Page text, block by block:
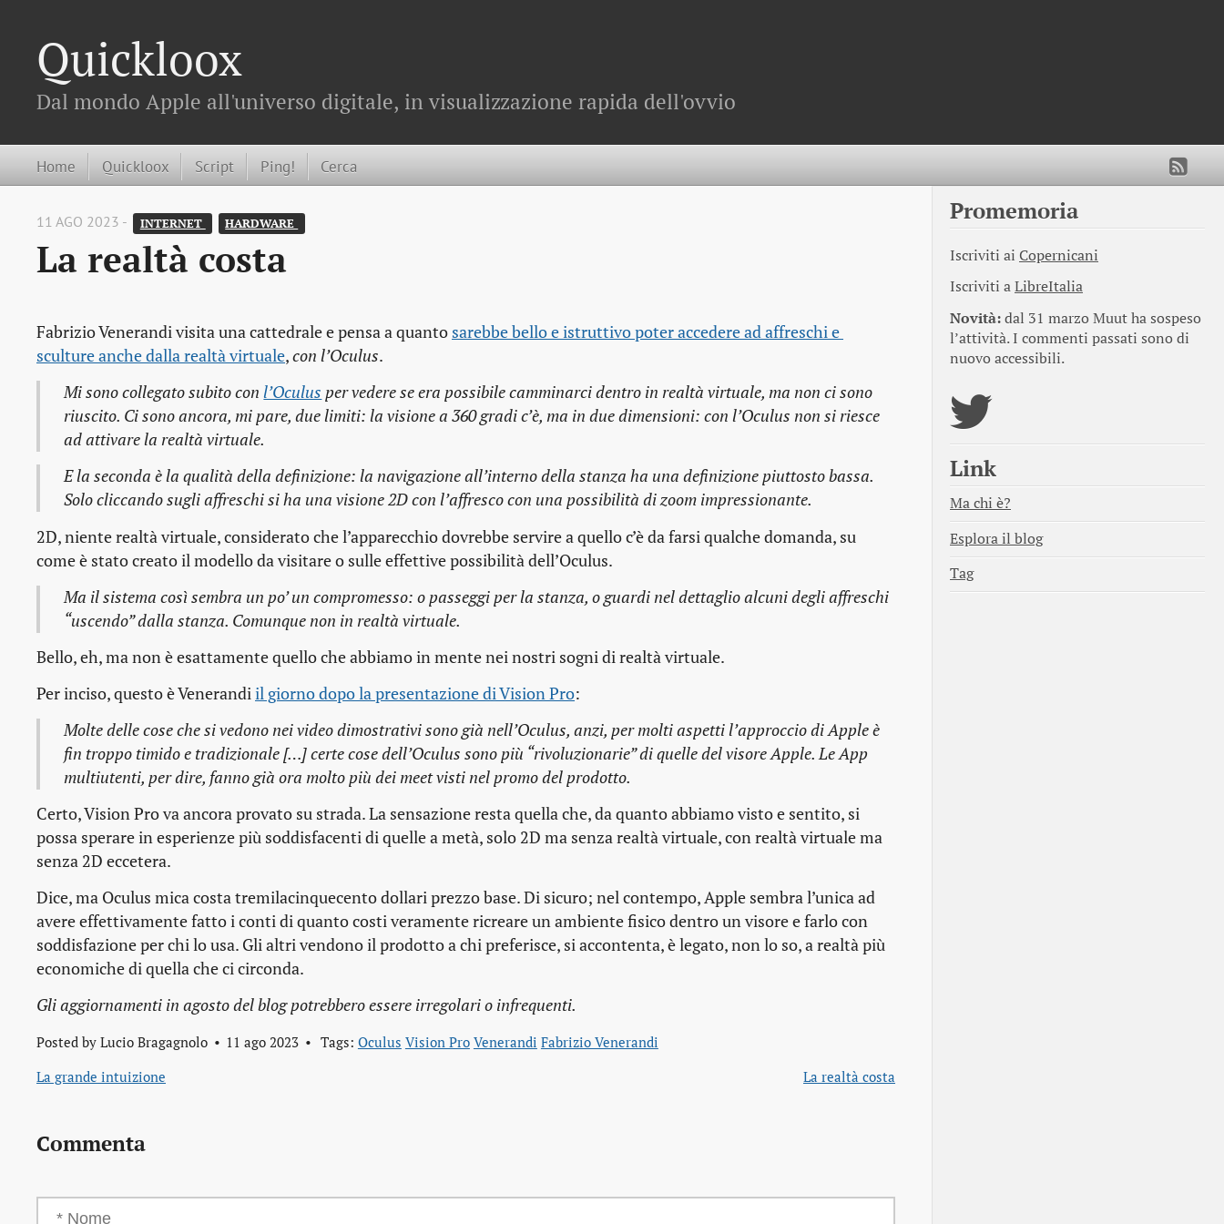
Quickloox
Dal mondo Apple all'universo digitale, in visualizzazione rapida dell'ovvio
Home Quickloox Script Ping! Cerca
11 AGO 2023 - INTERNET HARDWARE
La realtà costa
Fabrizio Venerandi visita una cattedrale e pensa a quanto sarebbe bello e istruttivo poter accedere ad affreschi e
sculture anche dalla realtà virtuale,con l’Oculus.
Mi sono collegato subito conl’Oculus per vedere se era possibile camminarci dentro in realtà virtuale, ma non ci sono
riuscito. Ci sono ancora, mi pare, due limiti: la visione a 360 gradi c’è, ma in due dimensioni: con l’Oculus non si riesce
ad attivare la realtà virtuale.
E la seconda è la qualità della definizione: la navigazione all’interno della stanza ha una definizione piuttosto bassa.
Solo cliccando sugli affreschi si ha una visione 2D con l’affresco con una possibilità di zoom impressionante.
2D, niente realtà virtuale, considerato che l’apparecchio dovrebbe servire a quello c’è da farsi qualche domanda, su
come è stato creato il modello da visitare o sulle effettive possibilità dell’Oculus.
Ma il sistema così sembra un po’ un compromesso: o passeggi per la stanza, o guardi nel dettaglio alcuni degli affreschi
“uscendo” dalla stanza. Comunque non in realtà virtuale.
Bello, eh, ma non è esattamente quello che abbiamo in mente nei nostri sogni di realtà virtuale.
Per inciso, questo è Venerandiil giorno dopo la presentazione di Vision Pro:
Molte delle cose che si vedono nei video dimostrativi sono già nell’Oculus, anzi, per molti aspetti l’approccio di Apple è
fin troppo timido e tradizionale […] certe cose dell’Oculus sono più “rivoluzionarie” di quelle del visore Apple. Le App
multiutenti, per dire, fanno già ora molto più dei meet visti nel promo del prodotto.
Certo, Vision Pro va ancora provato su strada. La sensazione resta quella che, da quanto abbiamo visto e sentito, si
possa sperare in esperienze più soddisfacenti di quelle a metà, solo 2D ma senza realtà virtuale, con realtà virtuale ma
senza 2D eccetera.
Dice, ma Oculus mica costa tremilacinquecento dollari prezzo base. Di sicuro; nel contempo, Apple sembra l’unica ad
avere effettivamente fatto i conti di quanto costi veramente ricreare un ambiente fisico dentro un visore e farlo con
soddisfazione per chi lo usa. Gli altri vendono il prodotto a chi preferisce, si accontenta, è legato, non lo so, a realtà più
economiche di quella che ci circonda.
Gli aggiornamenti in agosto del blog potrebbero essere irregolari o infrequenti.
Posted by Lucio Bragagnolo 11 ago 2023 Tags: Oculus Vision Pro Venerandi Fabrizio Venerandi
La grande intuizione
La realtà costa
Commenta
Promemoria
Iscriviti ai Copernicani
Iscriviti aLibreItalia
Novità:dal 31 marzo Muut ha sospeso
l’attività. I commenti passati sono di
nuovo accessibili.
Link
Ma chi è?
Esplora il blog
Tag